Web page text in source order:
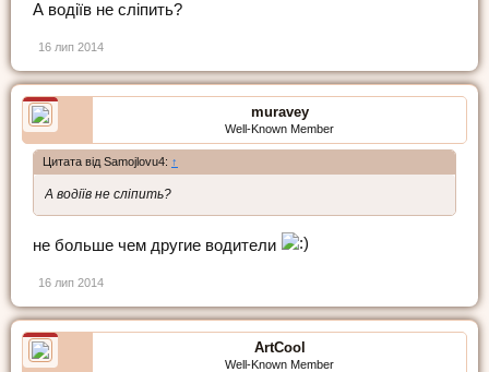
А водіїв не сліпить?
16 лип 2014
muravey
Well-Known Member
Цитата від Samojlovu4: ↑
А водіїв не сліпить?
не больше чем другие водители
16 лип 2014
ArtCool
Well-Known Member